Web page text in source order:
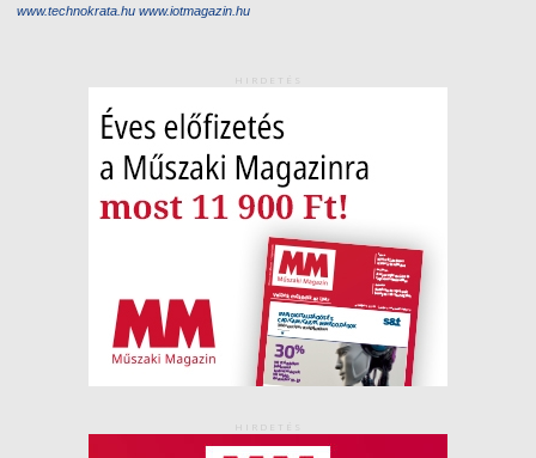
www.technokrata.hu www.iotmagazin.hu
HIRDETÉS
HIRDETÉS